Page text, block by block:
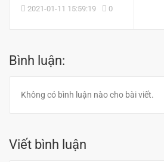
2021-01-11 15:59:19 0
Bình luận:
Không có bình luận nào cho bài viết.
Viết bình luận